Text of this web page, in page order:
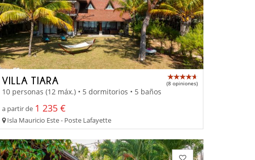
VILLA TIARA (8 opiniones)
10 personas (12 máx.) • 5 dormitorios • 5 baños
a partir de 1 235 €
Isla Mauricio Este - Poste Lafayette